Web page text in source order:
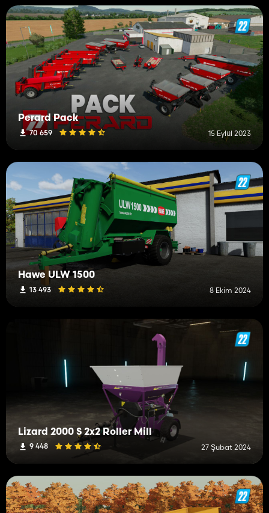
Perard Pack
70 659 15 Eylül 2023
Hawe ULW 1500
13 493 8 Ekim 2024
Lizard 2000 S 2x2 Roller Mill
9 448 27 Şubat 2024